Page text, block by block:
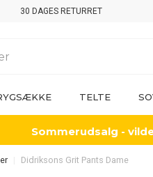
30 DAGES RETURRET
TELTE
Sommerudsalg -
Didriksons Grit Pants Dame